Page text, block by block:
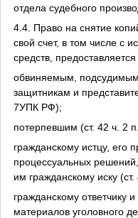
отдела судебного
4.4. Право на снятие
свой счет, в том числе с
средств,
обвиняемым,
защитникам и
7УПК РФ);
потерпевшим (ст. 42 ч. 2
гражданскому истцу, его
процессуальных
им гражданскому иску
гражданскому ответчику
материалов уголовного